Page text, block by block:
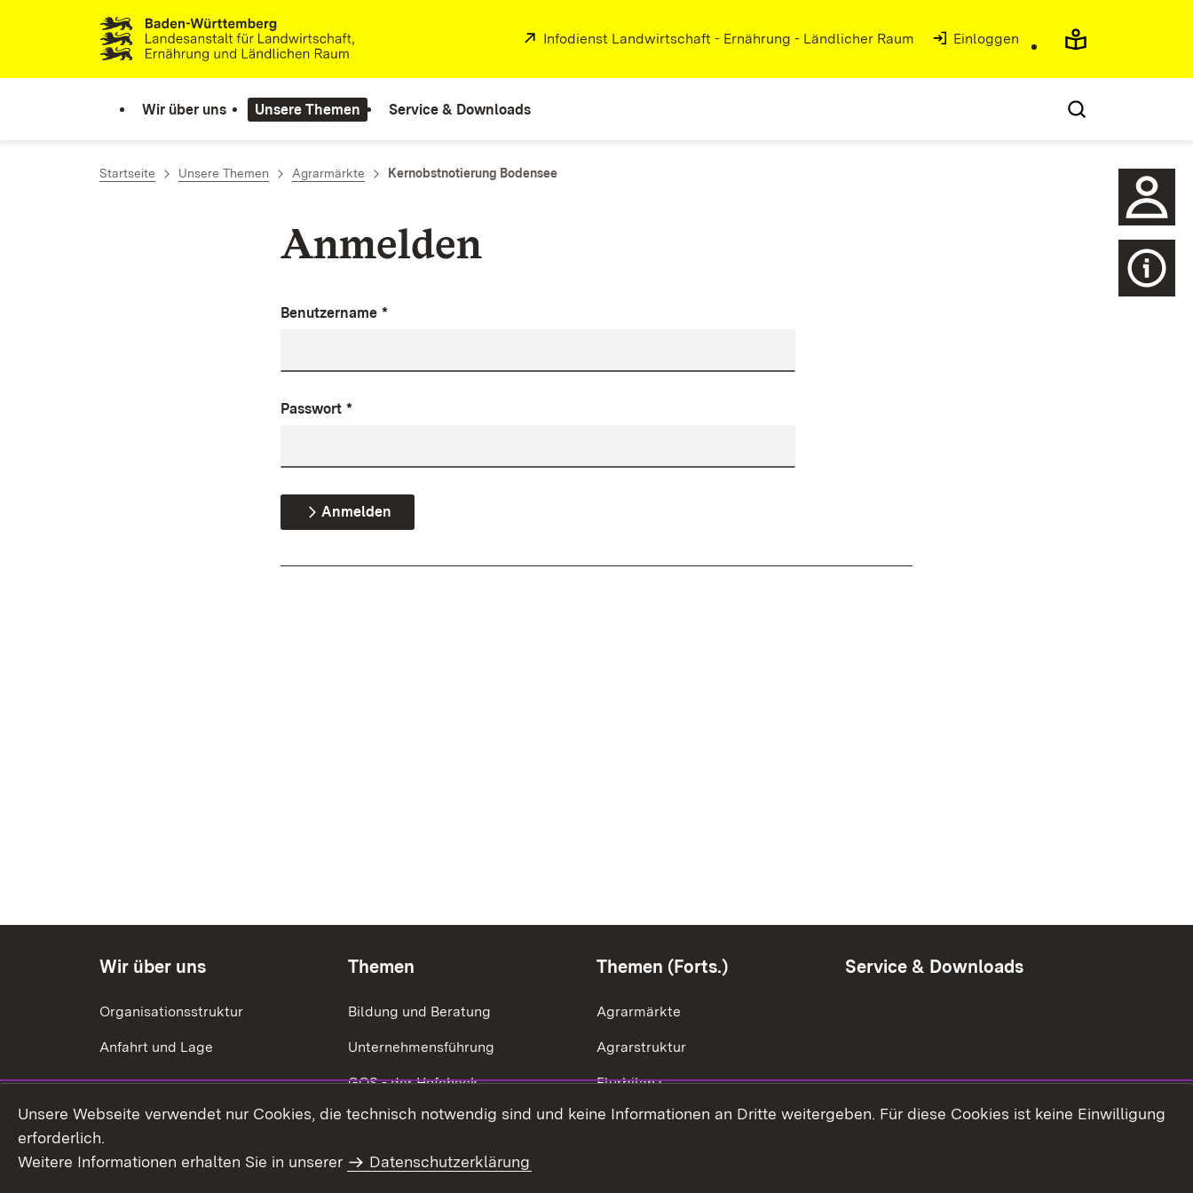
Zum Inhalt springen
Link zur Startseite
Extern:
Infodienst Landwirtschaft - Ernährung - Ländlicher Raum (Öffnet in neuem Fenster)
Einloggen
Wir über uns Unsere Themen Service & Downloads
Startseite Unsere Themen Agrarmärkte Kernobstnotierung Bodensee
Anmelden
Benutzername *
Passwort *
Anmelden
Wir über uns
Organisationsstruktur
Anfahrt und Lage
Themen
Bildung und Beratung
Unternehmensführung
GQS - der Hofcheck
Ökonomik der Betriebszweige
Energieeffizienz
Themen (Forts.)
Agrarmärkte
Agrarstruktur
Flurbilanz
Kulturlandschaft
Service & Downloads
Unsere Webseite verwendet nur Cookies, die technisch notwendig sind und keine Informationen an Dritte weitergeben. Für diese Cookies ist keine Einwilligung
erforderlich.
Weitere Informationen erhalten Sie in unserer
Datenschutzerklärung